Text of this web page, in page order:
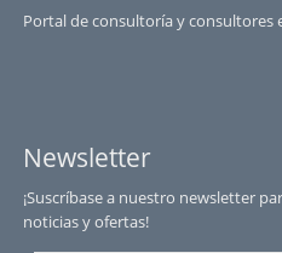
Portal de consultoría y consultores
Newsletter
¡Suscríbase a nuestro newsletter
noticias y ofertas!